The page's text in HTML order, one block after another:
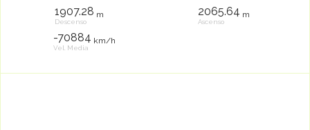
1907.28 m
Descenso
2065.64 m
Ascenso
-70884 km/h
Vel. Media